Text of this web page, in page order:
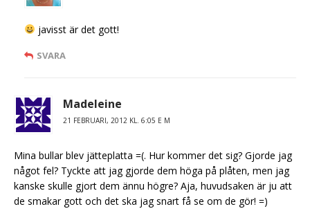
javisst är det gott!
SVARA
Madeleine
21 FEBRUARI, 2012 KL. 6:05 E M
Mina bullar blev jätteplatta =(. Hur kommer det sig? Gjorde jag
något fel? Tyckte att jag gjorde dem höga på plåten, men jag
kanske skulle gjort dem ännu högre? Aja, huvudsaken är ju att
de smakar gott och det ska jag snart få se om de gör! =)